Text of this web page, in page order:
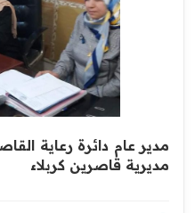
مدير عام دائرة رعاية
مديرية قاصرين كربلاء